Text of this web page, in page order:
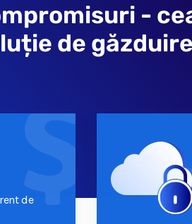
-
de găzduire
de